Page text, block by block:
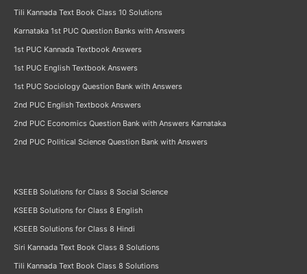
Tili Kannada Text Book Class 10 Solutions
Karnataka 1st PUC Question Banks with Answers
1st PUC Kannada Textbook Answers
1st PUC English Textbook Answers
1st PUC Sociology Question Bank with Answers
2nd PUC English Textbook Answers
2nd PUC Economics Question Bank with Answers Karnataka
2nd PUC Political Science Question Bank with Answers
KSEEB Solutions for Class 8 Social Science
KSEEB Solutions for Class 8 English
KSEEB Solutions for Class 8 Hindi
Siri Kannada Text Book Class 8 Solutions
Tili Kannada Text Book Class 8 Solutions